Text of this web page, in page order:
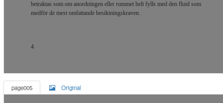
4
betraktas som om anordningen eller rummet helt fylls med den fluid som
medför de mest omfattande besiktningskraven.
page005 Original